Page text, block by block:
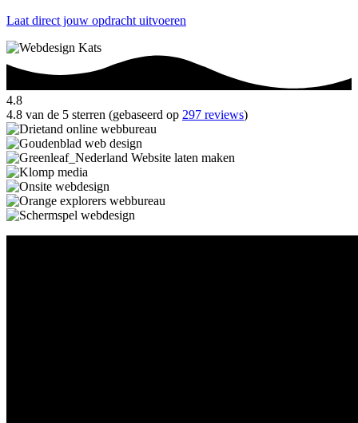
Laat direct jouw opdracht uitvoeren
4.8
4.8 van de 5 sterren (gebaseerd op 297 reviews)